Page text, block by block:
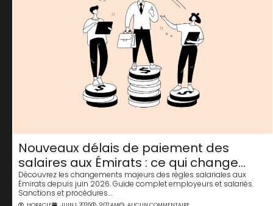
Nouveaux délais de paiement des
salaires aux Émirats : ce qui change
pour tous
Découvrez les changements majeurs des règles salariales aux
Émirats depuis juin 2026. Guide complet employeurs et salariés.
Sanctions et procédures....